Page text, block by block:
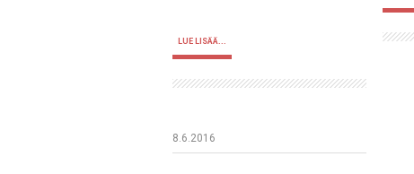
LUE LISÄÄ...
8.6.2016